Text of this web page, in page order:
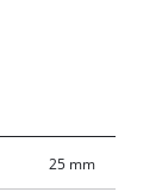
Výrobek
25 mm